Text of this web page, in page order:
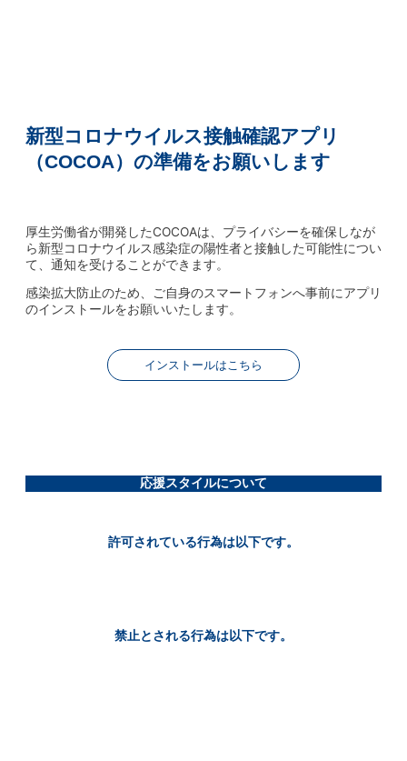
新型コロナウイルス接触確認アプリ
（COCOA）の準備をお願いします
厚生労働省が開発したCOCOAは、プライバシーを確保しなが
ら新型コロナウイルス感染症の陽性者と接触した可能性につい
て、通知を受けることができます。
感染拡大防止のため、ご自身のスマートフォンへ事前にアプリ
のインストールをお願いいたします。
インストールはこちら
応援スタイルについて
許可されている行為は以下です。
禁止とされる行為は以下です。